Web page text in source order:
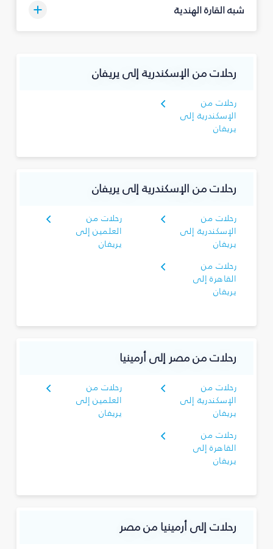
شبه القارة الهندية
رحلات من الإسكندرية إلى يريفان
رحلات من
الإسكندرية إلى
يريفان
رحلات من الإسكندرية إلى يريفان
رحلات من
الإسكندرية إلى
يريفان
رحلات من
العلمين إلى
يريفان
رحلات من
القاهرة إلى
يريفان
رحلات من مصر إلى أرمينيا
رحلات من
الإسكندرية إلى
يريفان
رحلات من
العلمين إلى
يريفان
رحلات من
القاهرة إلى
يريفان
رحلات إلى أرمينيا من مصر